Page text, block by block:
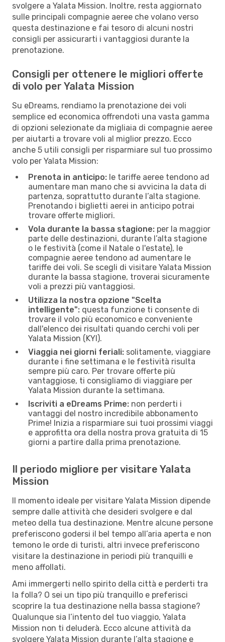
svolgere a Yalata Mission. Inoltre, resta aggiornato
sulle principali compagnie aeree che volano verso
questa destinazione e fai tesoro di alcuni nostri
consigli per assicurarti i vantaggiosi durante la
prenotazione.
Consigli per ottenere le migliori offerte
di volo per Yalata Mission
Su eDreams, rendiamo la prenotazione dei voli
semplice ed economica offrendoti una vasta gamma
di opzioni selezionate da migliaia di compagnie aeree
per aiutarti a trovare voli al miglior prezzo. Ecco
anche 5 utili consigli per risparmiare sul tuo prossimo
volo per Yalata Mission:
Prenota in anticipo: le tariffe aeree tendono ad
aumentare man mano che si avvicina la data di
partenza, soprattutto durante l’alta stagione.
Prenotando i biglietti aerei in anticipo potrai
trovare offerte migliori.
Vola durante la bassa stagione: per la maggior
parte delle destinazioni, durante l’alta stagione
o le festività (come il Natale o l'estate), le
compagnie aeree tendono ad aumentare le
tariffe dei voli. Se scegli di visitare Yalata Mission
durante la bassa stagione, troverai sicuramente
voli a prezzi più vantaggiosi.
Utilizza la nostra opzione "Scelta
intelligente": questa funzione ti consente di
trovare il volo più economico e conveniente
dall'elenco dei risultati quando cerchi voli per
Yalata Mission (KYI).
Viaggia nei giorni feriali: solitamente, viaggiare
durante i fine settimana e le festività risulta
sempre più caro. Per trovare offerte più
vantaggiose, ti consigliamo di viaggiare per
Yalata Mission durante la settimana.
Iscriviti a eDreams Prime: non perderti i
vantaggi del nostro incredibile abbonamento
Prime! Inizia a risparmiare sui tuoi prossimi viaggi
e approfitta ora della nostra prova gratuita di 15
giorni a partire dalla prima prenotazione.
Il periodo migliore per visitare Yalata
Mission
Il momento ideale per visitare Yalata Mission dipende
sempre dalle attività che desideri svolgere e dal
meteo della tua destinazione. Mentre alcune persone
preferiscono godersi il bel tempo all’aria aperta e non
temono le orde di turisti, altri invece preferiscono
visitare la destinazione in periodi più tranquilli e
meno affollati.
Ami immergerti nello spirito della città e perderti tra
la folla? O sei un tipo più tranquillo e preferisci
scoprire la tua destinazione nella bassa stagione?
Qualunque sia l’intento del tuo viaggio, Yalata
Mission non ti deluderà. Ecco alcune attività da
svolgere Yalata Mission durante l’alta stagione e